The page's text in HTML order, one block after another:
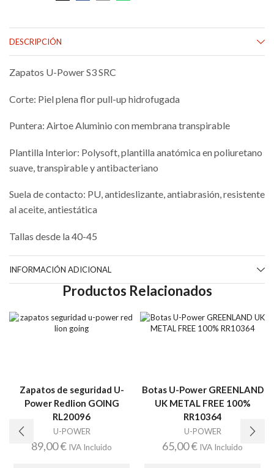
DESCRIPCIÓN
Zapatos U-Power S3 SRC
Corte: Piel plena flor pull-up hidrofugada
Puntera: Airtoe Aluminio con membrana transpirable
Plantilla Interior: Polysoft, plantilla anatómica en poliuretano
suave, transpirable y antibacteriano
Suela de contacto: PU, antideslizante, antiabrasión, resistente
al aceite, antiestática
Tallas desde la 40-45
INFORMACIÓN ADICIONAL
Productos Relacionados
Zapatos de seguridad U-
Power Redlion GOING
RL20096
U-POWER
89,00€ IVA Incluido
Botas U-Power GREENLAND
UK METAL FREE 100%
RR10364
U-POWER
65,00€ IVA Incluido